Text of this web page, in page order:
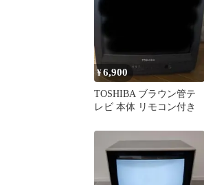
¥6,900
TOSHIBA ブラウン管テ
レビ 本体 リモコン付き